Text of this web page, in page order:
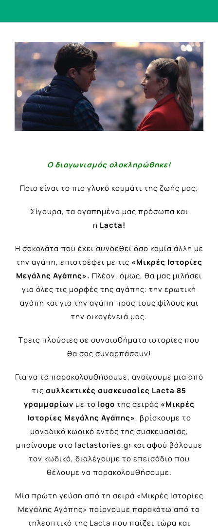
View
Larger
Image
Ο διαγωνισμός ολοκληρώθηκε!
Ποιο είναι το πιο γλυκό κομμάτι της ζωής μας;
Σίγουρα, τα αγαπημένα μας πρόσωπα και
η Lacta!
Η σοκολάτα που έχει συνδεθεί όσο καμία άλλη με
την αγάπη, επιστρέφει με τις «Μικρές Ιστορίες
Μεγάλης Αγάπης». Πλέον, όμως, θα μας μιλήσει
για όλες τις μορφές της αγάπης: την ερωτική
αγάπη και για την αγάπη προς τους φίλους και
την οικογένειά μας.
Τρεις πλούσιες σε συναισθήματα ιστορίες που
θα σας συναρπάσουν!
Για να τα παρακολουθήσουμε, ανοίγουμε μια από
τις συλλεκτικές συσκευασίες Lacta 85
γραμμαρίων με το logo της σειράς «Μικρές
Ιστορίες Μεγάλης Αγάπης», βρίσκουμε το
μοναδικό κωδικό εντός της συσκευασίας,
μπαίνουμε στο lactastories.gr και αφού βάλουμε
τον κωδικό, διαλέγουμε το επεισόδιο που
θέλουμε να παρακολουθήσουμε.
Μία πρώτη γεύση από τη σειρά «Μικρές Ιστορίες
Μεγάλης Αγάπης» παίρνουμε παρακάτω από το
τηλεοπτικό της Lacta που παίζει τώρα και